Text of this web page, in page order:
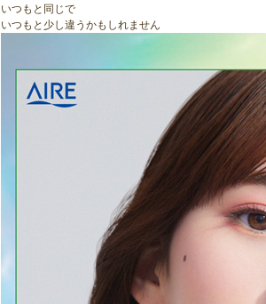
いつもと同じで
いつもと少し違うかもしれません